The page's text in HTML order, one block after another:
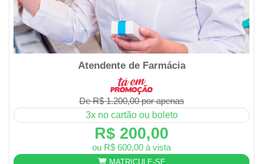
Atendente de Farmácia
De R$ 1.200,00 por apenas
3x no cartão ou boleto
R$ 200,00
ou R$ 600,00 à vista
MATRICULE-SE